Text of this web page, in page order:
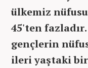
ülkemiz
45'ten
gençlerin
ileri yaştaki